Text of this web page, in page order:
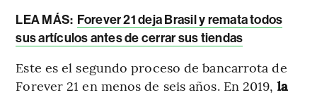
LEA MÁS: Forever 21 deja Brasil y remata todos
sus artículos antes de cerrar sus tiendas
Este es el segundo proceso de bancarrota de
Forever 21 en menos de seis años. En 2019, la